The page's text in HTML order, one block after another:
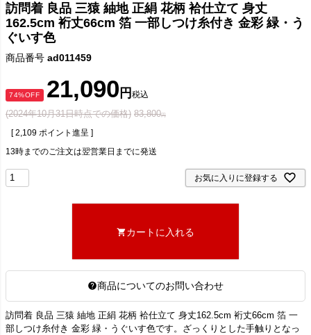
訪問着 良品 三猿 紬地 正絹 花柄 袷仕立て 身丈
162.5cm 裄丈66cm 箔 一部しつけ糸付き 金彩 緑・う
ぐいす色
商品番号 ad011459
(2024年10月31日時点での価格) 83,800
74%OFF 21,090 税込
[ 2,109 ポイント進呈 ]
13時までのご注文は翌営業日までに発送
お気に入りに登録する
カートに入れる
商品についてのお問い合わせ
訪問着 良品 三猿 紬地 正絹 花柄 袷仕立て 身丈162.5cm 裄丈66cm 箔 一
部しつけ糸付き 金彩 緑・うぐいす色です。ざっくりとした手触りとなっ